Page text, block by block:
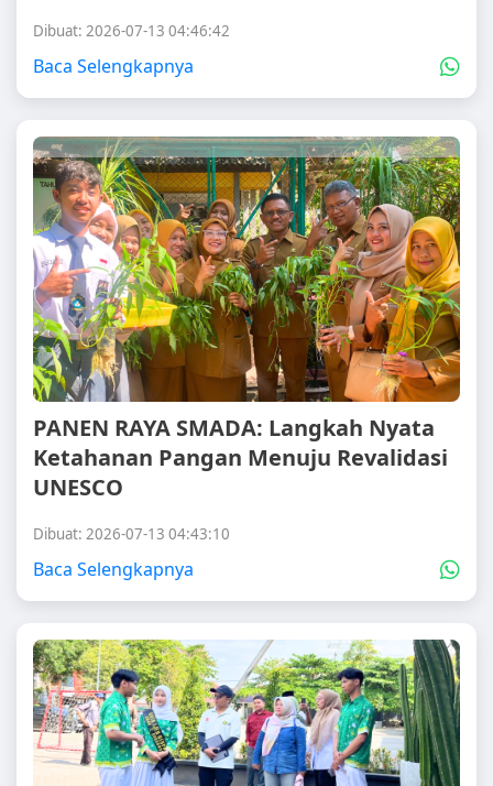
Dibuat: 2026-07-13 04:46:42
Baca Selengkapnya
PANEN RAYA SMADA: Langkah Nyata
Ketahanan Pangan Menuju Revalidasi
UNESCO
Dibuat: 2026-07-13 04:43:10
Baca Selengkapnya